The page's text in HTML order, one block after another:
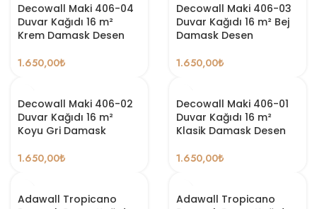
Decowall Maki 406-04
Duvar Kağıdı 16 m²
Krem Damask Desen
1.650,00₺
Decowall Maki 406-03
Duvar Kağıdı 16 m² Bej
Damask Desen
1.650,00₺
Decowall Maki 406-02
Duvar Kağıdı 16 m²
Koyu Gri Damask
1.650,00₺
Decowall Maki 406-01
Duvar Kağıdı 16 m²
Klasik Damask Desen
1.650,00₺
Adawall Tropicano
Adawall Tropicano